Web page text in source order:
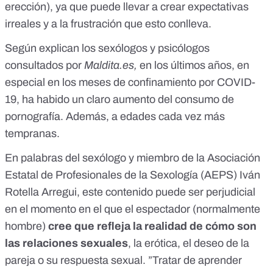
erección), ya que puede llevar a crear expectativas
irreales y a la frustración que esto conlleva.
Según explican los sexólogos y psicólogos
consultados por Maldita.es, en los últimos años, en
especial en los meses de confinamiento por COVID-
19, ha habido un claro aumento del consumo de
pornografía. Además, a edades cada vez más
tempranas.
En palabras del sexólogo y miembro de la Asociación
Estatal de Profesionales de la Sexología (AEPS) Iván
Rotella Arregui, este contenido puede ser perjudicial
en el momento en el que el espectador (normalmente
hombre) cree que refleja la realidad de cómo son
las relaciones sexuales, la erótica, el deseo de la
pareja o su respuesta sexual. ”Tratar de aprender